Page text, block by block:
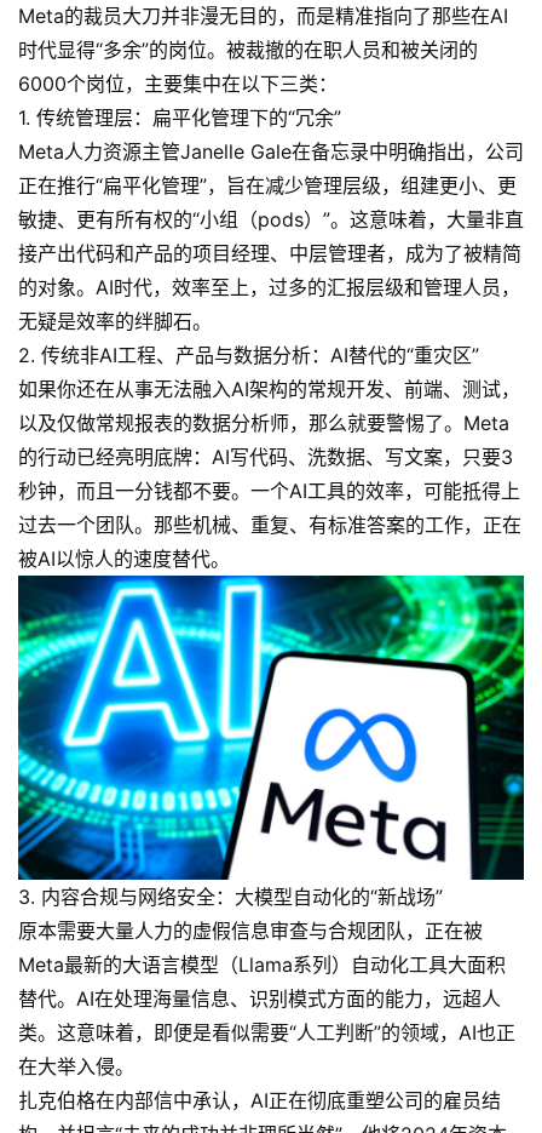
Meta的裁员大刀并非漫无目的，而是精准指向了那些在AI
时代显得“多余”的岗位。被裁撤的在职人员和被关闭的
6000个岗位，主要集中在以下三类：
1. 传统管理层：扁平化管理下的“冗余”
Meta人力资源主管Janelle Gale在备忘录中明确指出，公司
正在推行“扁平化管理”，旨在减少管理层级，组建更小、更
敏捷、更有所有权的“小组（pods）”。这意味着，大量非直
接产出代码和产品的项目经理、中层管理者，成为了被精简
的对象。AI时代，效率至上，过多的汇报层级和管理人员，
无疑是效率的绊脚石。
2. 传统非AI工程、产品与数据分析：AI替代的“重灾区”
如果你还在从事无法融入AI架构的常规开发、前端、测试，
以及仅做常规报表的数据分析师，那么就要警惕了。Meta
的行动已经亮明底牌：AI写代码、洗数据、写文案，只要3
秒钟，而且一分钱都不要。一个AI工具的效率，可能抵得上
过去一个团队。那些机械、重复、有标准答案的工作，正在
被AI以惊人的速度替代。
3. 内容合规与网络安全：大模型自动化的“新战场”
原本需要大量人力的虚假信息审查与合规团队，正在被
Meta最新的大语言模型（Llama系列）自动化工具大面积
替代。AI在处理海量信息、识别模式方面的能力，远超人
类。这意味着，即便是看似需要“人工判断”的领域，AI也正
在大举入侵。
扎克伯格在内部信中承认，AI正在彻底重塑公司的雇员结